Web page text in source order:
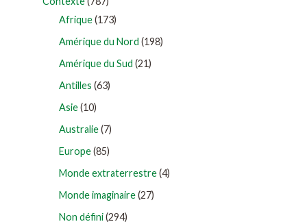
Afrique(173)
Amérique du Nord (198)
Amérique du Sud (21)
Antilles (63)
Asie(10)
Australie(7)
Europe(85)
Monde extraterrestre(4)
Monde imaginaire(27)
Non défini(294)